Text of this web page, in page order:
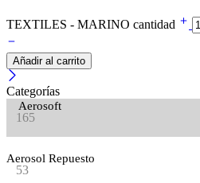
TEXTILES - MARINO cantidad
Añadir al carrito
Categorías
Aerosoft
165
Aerosol Repuesto
53